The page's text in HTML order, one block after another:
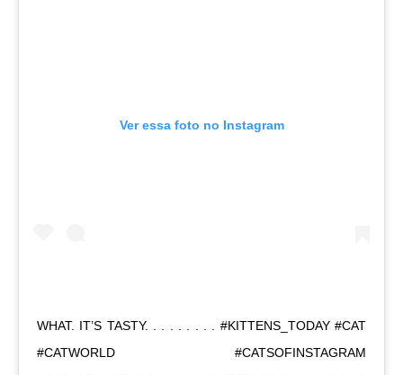
Ver essa foto no Instagram
WHAT. IT’S TASTY. . . . . . . . . #KITTENS_TODAY #CAT
#CATWORLD #CATSOFINSTAGRAM